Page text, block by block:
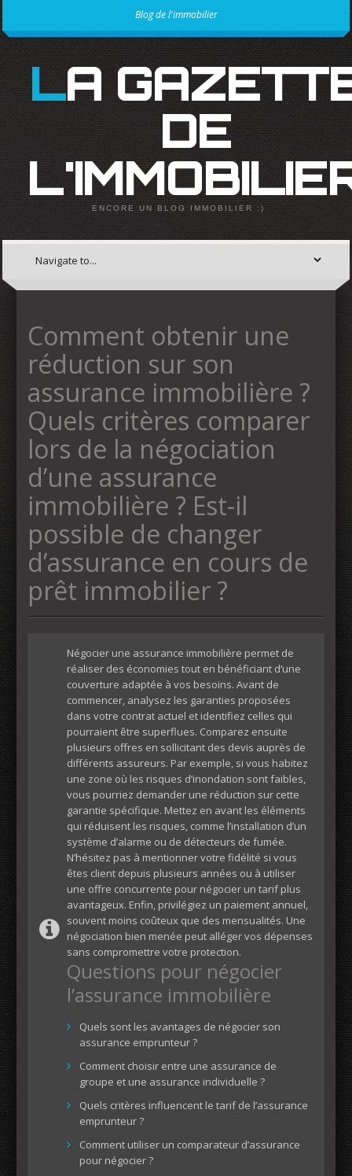
Blog de l'immobilier
LA GAZETTE
DE
ENCORE UN BLOG IMMOBILIER :)
Comment obtenir une
réduction sur son
assurance immobilière ?
Quels critères comparer
lors de la négociation
d’une assurance
immobilière ? Est-il
possible de changer
d’assurance en cours de
prêt immobilier ?
Négocier une assurance immobilière permet de
réaliser des économies tout en bénéficiant d’une
couverture adaptée à vos besoins. Avant de
commencer, analysez les garanties proposées
dans votre contrat actuel et identifiez celles qui
pourraient être superflues. Comparez ensuite
plusieurs offres en sollicitant des devis auprès de
différents assureurs. Par exemple, si vous habitez
une zone où les risques d’inondation sont faibles,
vous pourriez demander une réduction sur cette
garantie spécifique. Mettez en avant les éléments
qui réduisent les risques, comme l’installation d’un
système d’alarme ou de détecteurs de fumée.
N’hésitez pas à mentionner votre fidélité si vous
êtes client depuis plusieurs années ou à utiliser
une offre concurrente pour négocier un tarif plus
avantageux. Enfin, privilégiez un paiement annuel,
souvent moins coûteux que des mensualités. Une
négociation bien menée peut alléger vos dépenses
sans compromettre votre protection.
Questions pour négocier
l’assurance immobilière
Quels sont les avantages de négocier son
assurance emprunteur ?
Comment choisir entre une assurance de
groupe et une assurance individuelle ?
Quels critères influencent le tarif de l’assurance
emprunteur ?
Comment utiliser un comparateur d’assurance
pour négocier ?